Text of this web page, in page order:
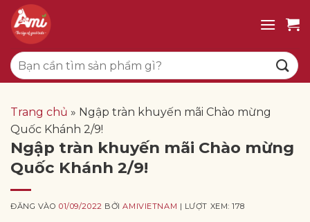
qua
dung
Tìm
kiếm:
Trang chủ » Ngập tràn khuyến mãi Chào mừng
Quốc Khánh 2/9!
Ngập tràn khuyến mãi Chào mừng
Quốc Khánh 2/9!
ĐĂNG VÀO01/09/2022 BỞIAMIVIETNAM | LƯỢT XEM: 178